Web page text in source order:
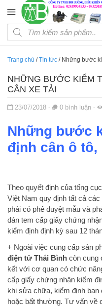
Đến nội dung chính
Products search
Trang chủ /Tin tức / Những bước
NHỮNG BƯỚC KIỂM
CÂN XE TẢI
Đăng ngày
23/07/2018 - 0 bình luận -
Những bước
định cân ô tô,
Theo quyết định của tổng
Việt Nam quy định tất cả
phải có phê duyệt mẫu và
dán tem cấp giấy chứng
kiểm định định kỳ sau 12
+ Ngoài việc cung cấp sản
điện tử Thái Bình còn cung
kết với cơ quan có chức
cấp giấy chứng nhận kiểm
khi sửa chữa, kiểm định ban
hoặc bất thường. Tư vấn về